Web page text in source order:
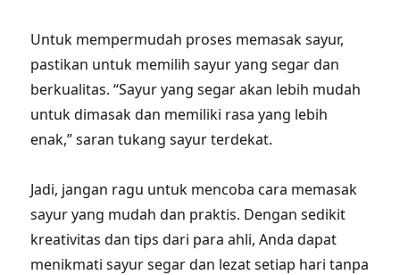
Untuk mempermudah proses memasak sayur,
pastikan untuk memilih sayur yang segar dan
berkualitas. “Sayur yang segar akan lebih mudah
untuk dimasak dan memiliki rasa yang lebih
enak,” saran tukang sayur terdekat.
Jadi, jangan ragu untuk mencoba cara memasak
sayur yang mudah dan praktis. Dengan sedikit
kreativitas dan tips dari para ahli, Anda dapat
menikmati sayur segar dan lezat setiap hari tanpa